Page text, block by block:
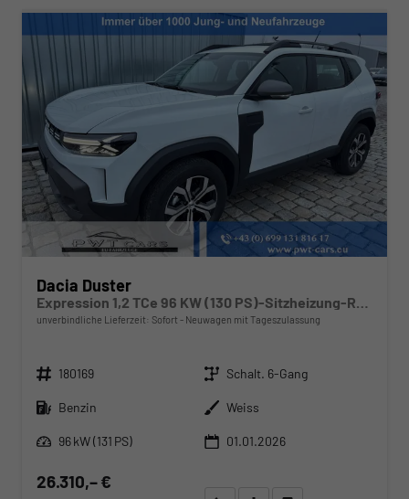
Dacia Duster
Expression 1,2 TCe 96 KW (130 PS)-Sitzheizung-Rückfahrkamera-AppleCarplay-Sofort
unverbindliche Lieferzeit: Sofort Neuwagen mit Tageszulassung
Fahrzeugnr. 180169 Getriebe Schalt. 6-Gang
Kraftstoff Benzin Außenfarbe Weiss
Leistung
96 kW (131 PS) 01.01.2026
26.310,– €